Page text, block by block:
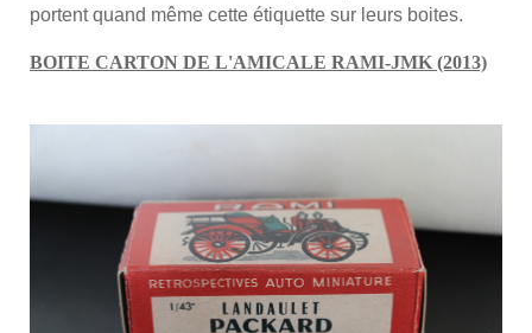
portent quand même cette étiquette sur leurs boites.
BOITE CARTON DE L'AMICALE RAMI-JMK (2013)